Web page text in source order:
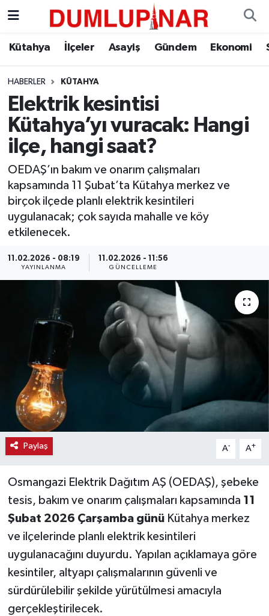
Kütahya İlçeler Asayiş Gündem Ekonomi
HABERLER KÜTAHYA
Elektrik kesintisi
Kütahya’yı vuracak: Hangi
ilçe, hangi saat?
OEDAŞ’ın bakım ve onarım çalışmaları
kapsamında 11 Şubat’ta Kütahya merkez ve
birçok ilçede planlı elektrik kesintileri
uygulanacak; çok sayıda mahalle ve köy
etkilenecek.
11.02.2026 - 08:19
YAYINLANMA
11.02.2026 - 11:56
GÜNCELLEME
Paylaş A- A+
Osmangazi Elektrik Dağıtım AŞ (OEDAŞ), şebeke
tesis, bakım ve onarım çalışmaları kapsamında 11
Şubat 2026 Çarşamba günüKütahya merkez
ve ilçelerinde planlı elektrik kesintileri
uygulanacağını duyurdu. Yapılan açıklamaya göre
kesintiler, altyapı çalışmalarının güvenli ve
sürdürülebilir şekilde yürütülmesi amacıyla
gerçekleştirilecek.
Asayiş
Diğer
Dünya
Eğitim
Ekonomi
Eleman
Emlak
Gündem
Haber İlanlar
Kültür-Sanat
Magazin
Resmi İlanlar
Sağlık
Seri İlan
Siyaset
Spor
Teknoloji
Kütahya Hava Durumu
Kütahya Trafik Yoğunluk Haritası
Süper Lig Puan Durumu ve Fikstür
Tüm Manşetler
Son Dakika Haberleri
Haber Arşivi